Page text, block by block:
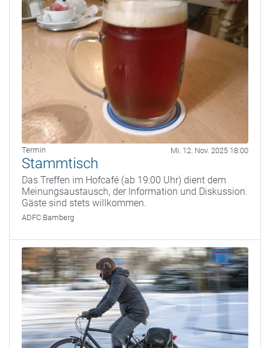
Termin Mi. 12. Nov. 2025 18:00
Stammtisch
Das Treffen im Hofcafé (ab 19:00 Uhr) dient dem
Meinungsaustausch, der Information und Diskussion.
Gäste sind stets willkommen.
ADFC Bamberg